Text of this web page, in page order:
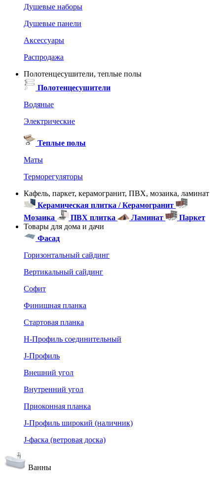
Душевые наборы
Душевые панели
Аксессуары
Распродажа
Полотенцесушители, теплые полы
Полотенцесушители
Водяные
Электрические
Теплые полы
Маты
Терморегуляторы
Кафель, паркет, керамогранит, ПВХ, мозаика, ламинат
Керамическая плитка / Керамогранит
Мозаика
ПВХ плитка Ламинат
Паркет
Товары для дома и дачи
Фасад
Горизонтальный сайдинг
Вертикальный сайдинг
Софит
Финишная планка
Стартовая планка
Н-Профиль соединительный
J-Профиль
Внешний угол
Внутренний угол
Приоконная планка
J-Профиль широкий (наличник)
J-фаска (ветровая доска)
Ванны